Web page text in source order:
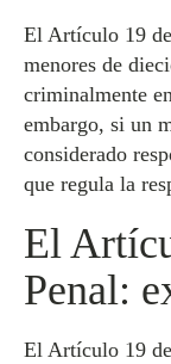
El Artículo 19
menores de
criminalmente
embargo, si un
considerado
que regula la
El
Penal:
El Artículo 19